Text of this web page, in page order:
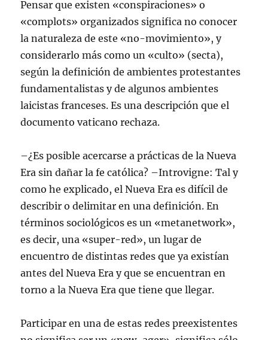
Pensar que existen «conspiraciones» o
«complots» organizados significa no conocer
la naturaleza de este «no-movimiento», y
considerarlo más como un «culto» (secta),
según la definición de ambientes protestantes
fundamentalistas y de algunos ambientes
laicistas franceses. Es una descripción que el
documento vaticano rechaza.
–¿Es posible acercarse a prácticas de la Nueva
Era sin dañar la fe católica? –Introvigne: Tal y
como he explicado, el Nueva Era es difícil de
describir o delimitar en una definición. En
términos sociológicos es un «metanetwork»,
es decir, una «super-red», un lugar de
encuentro de distintas redes que ya existían
antes del Nueva Era y que se encuentran en
torno a la Nueva Era que tiene que llegar.
Participar en una de estas redes preexistentes